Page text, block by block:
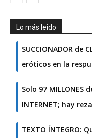
Lo más leido
SUCCIONADOR de
eróticos en la
Solo 97 MILLONES
INTERNET; hay
TEXTO ÍNTEGRO: